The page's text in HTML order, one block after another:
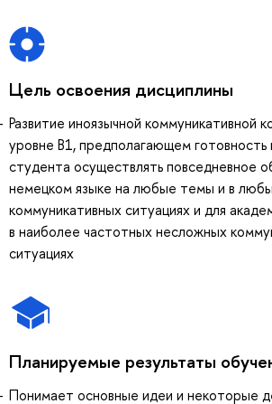
Цель освоения дисциплины
Развитие иноязычной коммуникативной
уровне В1, предполагающем готовность
студента осуществлять повседневное
немецком языке на любые темы и в
коммуникативных ситуациях и для
в наиболее частотных несложных
ситуациях
Планируемые результаты
Понимает основные идеи и некоторые